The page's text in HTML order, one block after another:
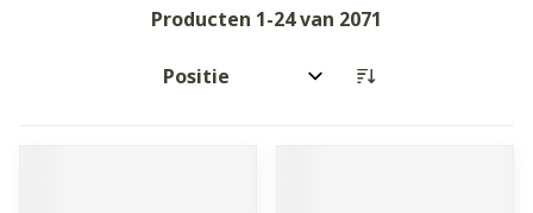
Producten 1-24van 2071
Sorteer op: